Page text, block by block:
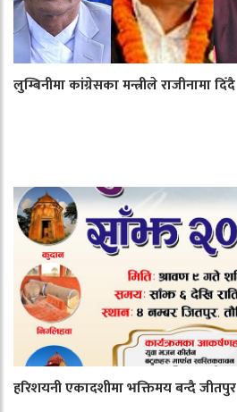
लुम्बिनीमा कांग्रेसका मन्त्रीले राजीनामा दिँदै
हरिशयनी एकादशीमा भक्तिमय बन्दै जीतपुर